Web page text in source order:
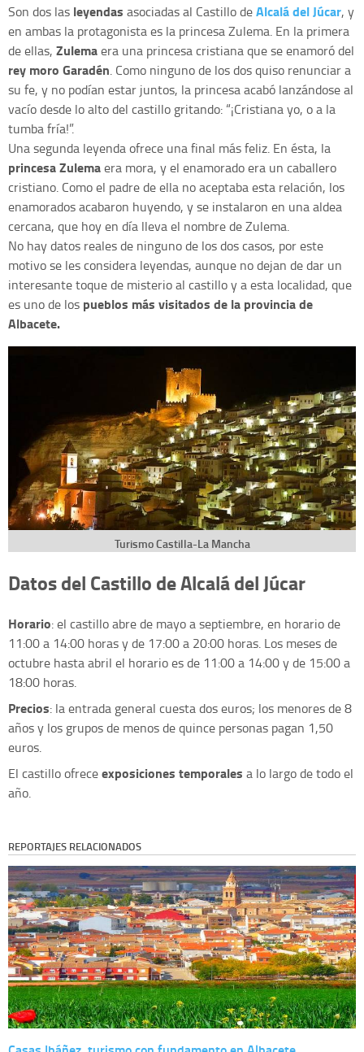
Son dos las leyendas asociadas al Castillo deAlcalá del Júcar, y
en ambas la protagonista es la princesa Zulema. En la primera
de ellas, Zulemaera una princesa cristiana que se enamoró del
rey moro Garadén. Como ninguno de los dos quiso renunciar a
su fe, y no podían estar juntos, la princesa acabó lanzándose al
vacío desde lo alto del castillo gritando: “¡Cristiana yo, o a la
tumba fría!”.
Una segunda leyenda ofrece una final más feliz. En ésta, la
princesa Zulemaera mora, y el enamorado era un caballero
cristiano. Como el padre de ella no aceptaba esta relación, los
enamorados acabaron huyendo, y se instalaron en una aldea
cercana, que hoy en día lleva el nombre de Zulema.
No hay datos reales de ninguno de los dos casos, por este
motivo se les considera leyendas, aunque no dejan de dar un
interesante toque de misterio al castillo y a esta localidad, que
es uno de los pueblos más visitados de la provincia de
Albacete.
Turismo Castilla-La Mancha
Datos del Castillo de Alcalá del Júcar
Horario: el castillo abre de mayo a septiembre, en horario de
11:00 a 14:00 horas y de 17:00 a 20:00 horas. Los meses de
octubre hasta abril el horario es de 11:00 a 14:00 y de 15:00 a
18:00 horas.
Precios: la entrada general cuesta dos euros; los menores de 8
años y los grupos de menos de quince personas pagan 1,50
euros.
El castillo ofreceexposiciones temporales a lo largo de todo el
año.
REPORTAJES RELACIONADOS